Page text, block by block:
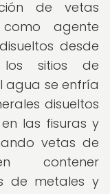
de vetas
agente
desde
sitios de
agua se enfría
disueltos
las fisuras y
vetas de
contener
de metales y